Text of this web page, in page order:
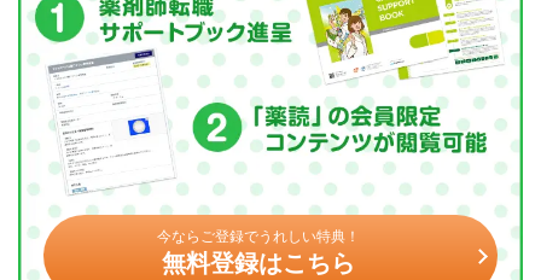
今ならご登録でうれしい特典！
無料登録はこちら